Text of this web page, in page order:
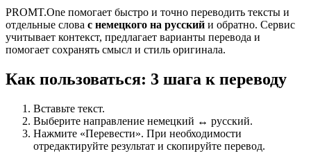
PROMT.One помогает быстро и точно переводить тексты и
отдельные слова с немецкого на русский и обратно. Сервис
учитывает контекст, предлагает варианты перевода и
помогает сохранять смысл и стиль оригинала.
Как пользоваться: 3 шага к переводу
Вставьте текст.
Выберите направление немецкий ↔ русский.
Нажмите «Перевести». При необходимости
отредактируйте результат и скопируйте перевод.